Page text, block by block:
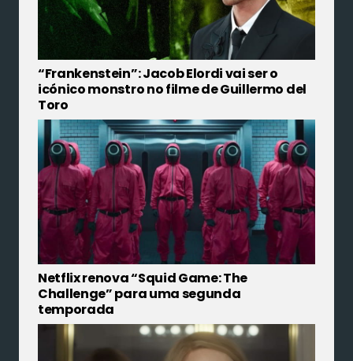
“Frankenstein”: Jacob Elordi vai ser o
icónico monstro no filme de Guillermo del
Toro
Netflix renova “Squid Game: The
Challenge” para uma segunda
temporada